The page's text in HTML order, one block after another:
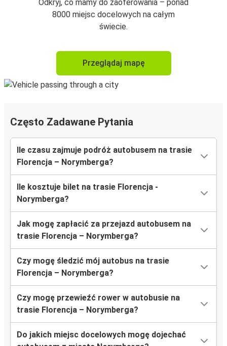
Odkryj, co mamy do zaoferowania – ponad
8000 miejsc docelowych na całym
świecie.
Przeglądaj mapę
Często Zadawane Pytania
Ile czasu zajmuje podróż autobusem na trasie
Florencja – Norymberga?
Ile kosztuje bilet na trasie Florencja -
Norymberga?
Jak mogę zapłacić za przejazd autobusem na
trasie Florencja – Norymberga?
Czy mogę śledzić mój autobus na trasie
Florencja – Norymberga?
Czy mogę przewieźć rower w autobusie na
trasie Florencja – Norymberga?
Do jakich miejsc docelowych mogę dojechać